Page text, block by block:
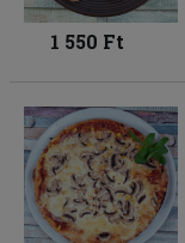
1 550 Ft